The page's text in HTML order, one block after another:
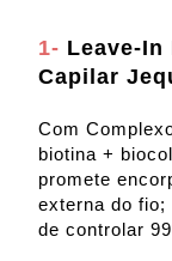
1- Leave-
Capilar
Com
biotina +
promete
externa do
de controlar